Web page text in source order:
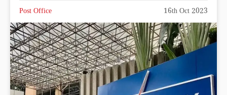
Post Office 16th Oct 2023